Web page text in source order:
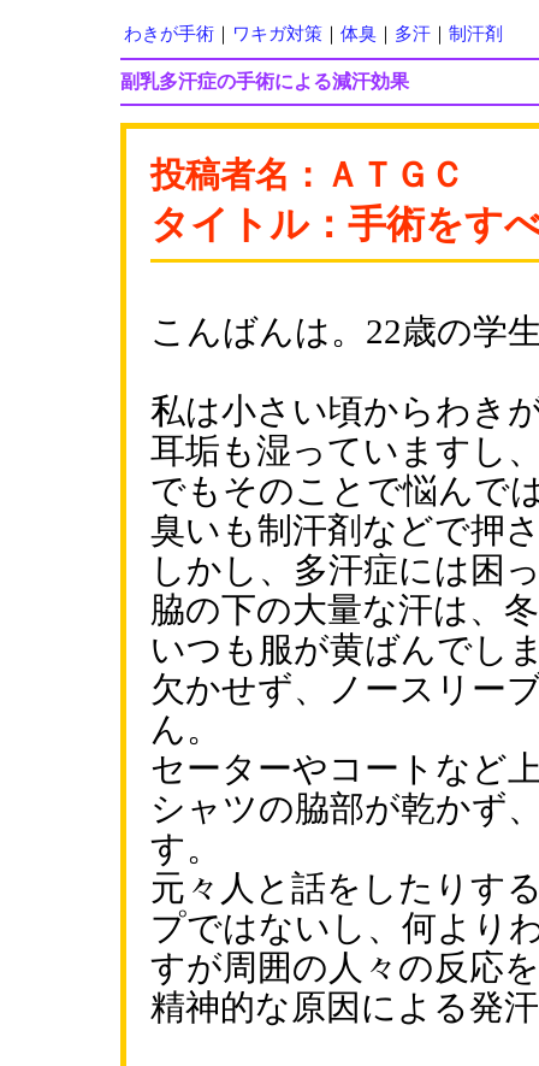
わきが手術 ワキガ対策 体臭 多汗 制汗剤
副乳多汗症の手術による減汗効果
投稿者名：ＡＴＧＣ
タイトル：手術をす
こんばんは。22歳の学
私は小さい頃からわき
耳垢も湿っていますし
でもそのことで悩んで
臭いも制汗剤などで押
しかし、多汗症には困
脇の下の大量な汗は、
いつも服が黄ばんでし
欠かせず、ノースリー
ん。
セーターやコートなど
シャツの脇部が乾かず
す。
元々人と話をしたりす
プではないし、何より
すが周囲の人々の反応
精神的な原因による発